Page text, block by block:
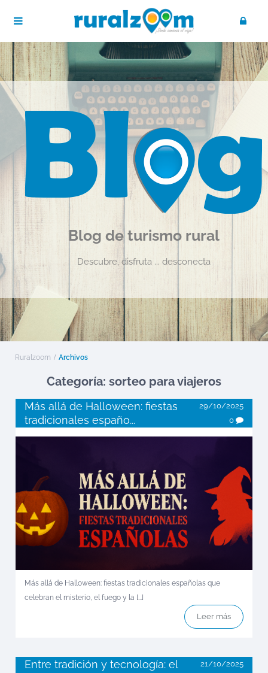
Blog de turismo rural
Descubre, disfruta ... desconecta
Ruralzoom Archivos
Categoría: sorteo para viajeros
Más allá de Halloween: fiestas
tradicionales españo...
29/10/2025
0
Más allá de Halloween: fiestas tradicionales españolas que
celebran el misterio, el fuego y la [...]
Leer más
Entre tradición y tecnología: el
21/10/2025